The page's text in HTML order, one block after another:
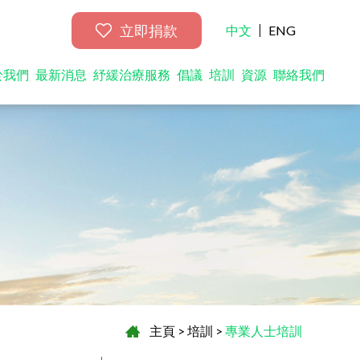
立即捐款 中文 ENG
們 最新消息 紓緩治療服務 倡議 培訓 資源 聯絡我們
主頁 > 培訓 > 專業人士培訓